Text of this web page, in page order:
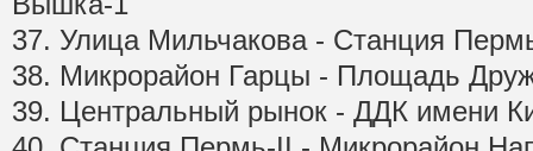
37. Улица Мильчакова - Станция
38. Микрорайон Гарцы - Площадь
39. Центральный рынок - ДДК имени